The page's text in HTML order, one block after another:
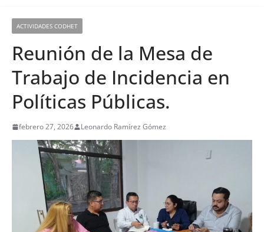
ACTIVIDADES CODHET
Reunión de la Mesa de
Trabajo de Incidencia en
Políticas Públicas.
febrero 27, 2026 Leonardo Ramírez Gómez